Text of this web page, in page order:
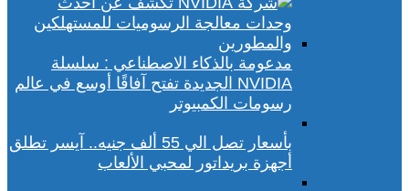
مدعومة بالذكاء الاصطناعي : سلسلة
NVIDIA الجديدة تفتح آفاقًا أوسع في عالم
رسومات الكمبيوتر
بأسعار تصل الي 55 ألف جنيه.. آيسر تطلق
أجهزة بريداتور لمحبي الألعاب